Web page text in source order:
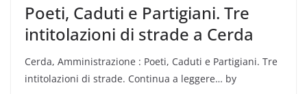
Poeti, Caduti e Partigiani. Tre
intitolazioni di strade a Cerda
Cerda, Amministrazione : Poeti, Caduti e Partigiani. Tre
intitolazioni di strade. Continua a leggere… by